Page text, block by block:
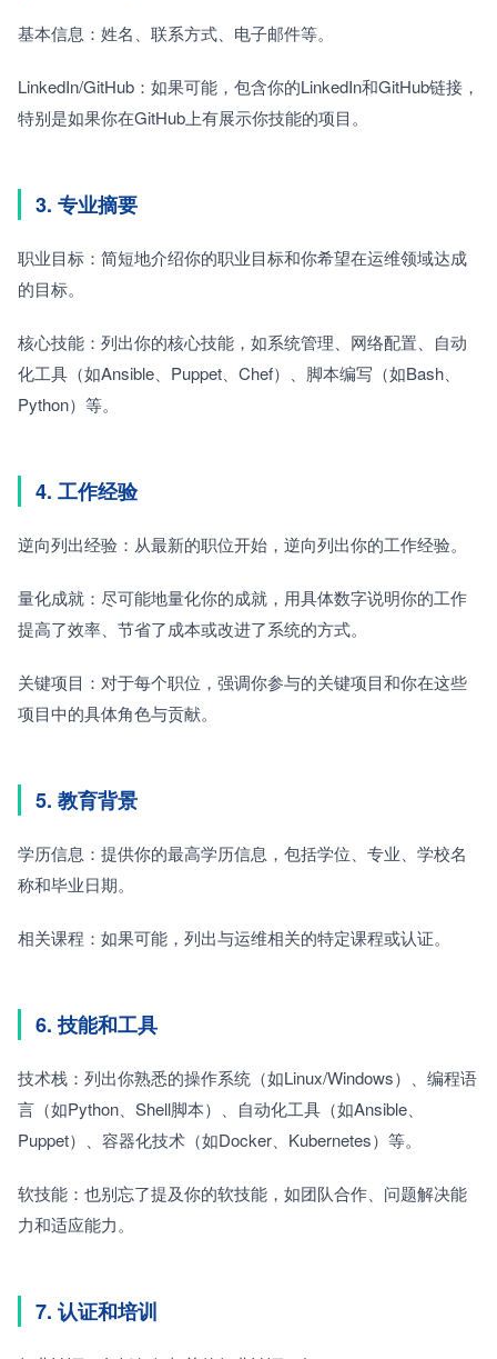
基本信息：姓名、联系方式、电子邮件等。
LinkedIn/GitHub：如果可能，包含你的LinkedIn和GitHub链接，
特别是如果你在GitHub上有展示你技能的项目。
3. 专业摘要
职业目标：简短地介绍你的职业目标和你希望在运维领域达成
的目标。
核心技能：列出你的核心技能，如系统管理、网络配置、自动
化工具（如Ansible、Puppet、Chef）、脚本编写（如Bash、
Python）等。
4. 工作经验
逆向列出经验：从最新的职位开始，逆向列出你的工作经验。
量化成就：尽可能地量化你的成就，用具体数字说明你的工作
提高了效率、节省了成本或改进了系统的方式。
关键项目：对于每个职位，强调你参与的关键项目和你在这些
项目中的具体角色与贡献。
5. 教育背景
学历信息：提供你的最高学历信息，包括学位、专业、学校名
称和毕业日期。
相关课程：如果可能，列出与运维相关的特定课程或认证。
6. 技能和工具
技术栈：列出你熟悉的操作系统（如Linux/Windows）、编程语
言（如Python、Shell脚本）、自动化工具（如Ansible、
Puppet）、容器化技术（如Docker、Kubernetes）等。
软技能：也别忘了提及你的软技能，如团队合作、问题解决能
力和适应能力。
7. 认证和培训